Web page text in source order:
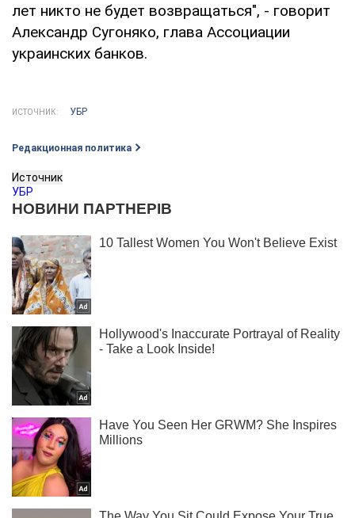
лет никто не будет возвращаться", - говорит
Александр Сугоняко, глава Ассоциации
украинских банков.
ИСТОЧНИК: УБР
Редакционная политика
Источник
УБР